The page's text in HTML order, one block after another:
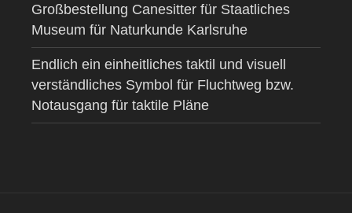
Großbestellung Canesitter für Staatliches
Museum für Naturkunde Karlsruhe
Endlich ein einheitliches taktil und visuell
verständliches Symbol für Fluchtweg bzw.
Notausgang für taktile Pläne